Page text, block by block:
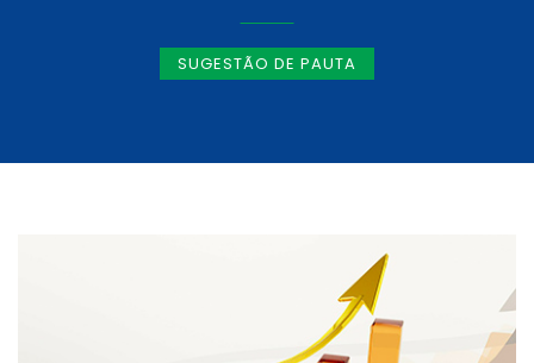
SUGESTÃO DE PAUTA